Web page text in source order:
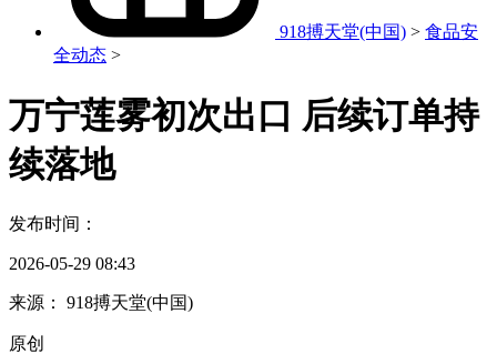
918搏天堂(中国) > 食品安
全动态 >
万宁莲雾初次出口 后续订单持
续落地
发布时间：
2026-05-29 08:43
来源： 918搏天堂(中国)
原创